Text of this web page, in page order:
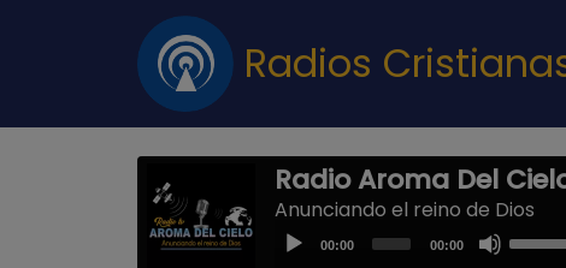
Radios
Radio Aroma Del
Anunciando el reino de Dios
Audio00:00 00:00